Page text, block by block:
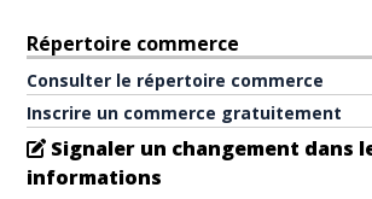
Répertoire commerce
Consulter le répertoire commerce
Inscrire un commerce gratuitement
Signaler un changement dans
informations